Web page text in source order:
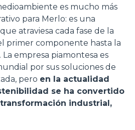
es mucho más
para Merlo: es una
atraviesa cada fase de la
primer componente hasta la
empresa piamontesa es
por sus soluciones de
pero en la actualidad
se ha convertido
industrial,